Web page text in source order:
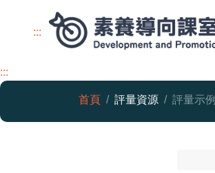
:::
:::
首頁 評量資源 評量示例